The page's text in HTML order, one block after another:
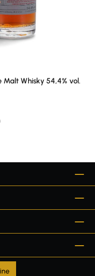
Malt Whisky 54,4% vol.